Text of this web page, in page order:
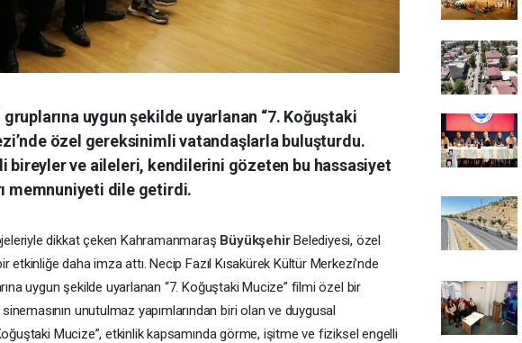
uygun şekilde uyarlanan “7. Koğuştaki
özel gereksinimli vatandaşlarla buluşturdu.
bireyler ve aileleri, kendilerini gözeten bu hassasiyet
memnuniyeti dile getirdi.
dikkat çeken Kahramanmaraş BüyükşehirBelediyesi, özel
daha imza attı. Necip Fazıl Kısakürek Kültür Merkezi’nde
uygun şekilde uyarlanan “7. Koğuştaki Mucize” filmi özel bir
unutulmaz yapımlarından biri olan ve duygusal
Mucize”, etkinlik kapsamında görme, işitme ve fiziksel engelli